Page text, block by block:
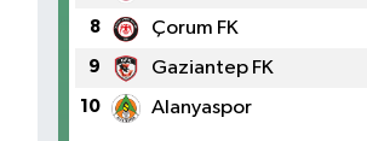
8 Çorum FK
9 Gaziantep FK
10 Alanyaspor